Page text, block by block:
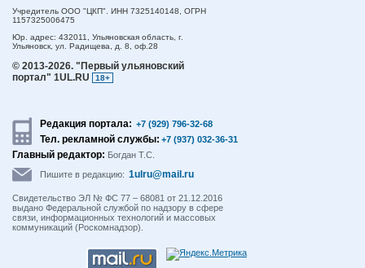
Учредитель ООО "ЦКП". ИНН 7325140148, ОГРН
1157325006475
Юр. адрес: 432011, Ульяновская область, г.
Ульяновск, ул. Радищева, д. 8, оф.28
© 2013-2026. "Первый ульяновский
портал" 1UL.RU
18+
Редакция портала: +7 (929) 796-32-68
Тел. рекламной службы: +7 (937) 032-36-31
Главный редактор: Богдан Т.С.
Пишите в редакцию: 1ulru@mail.ru
Свидетельство ЭЛ № ФС 77 – 68081 от 21.12.2016
выдано Федеральной службой по надзору в сфере
связи, информационных технологий и массовых
коммуникаций (Роскомнадзор).